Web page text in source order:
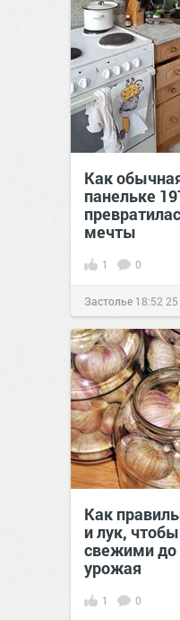
Как
панельке
мечты
1 0
Застолье 18:52
Как
и лук,
свежими
урожая
1 0